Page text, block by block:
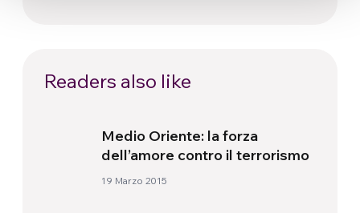
Readers also like
Medio Oriente: la forza
dell’amore contro il terrorismo
19 Marzo 2015